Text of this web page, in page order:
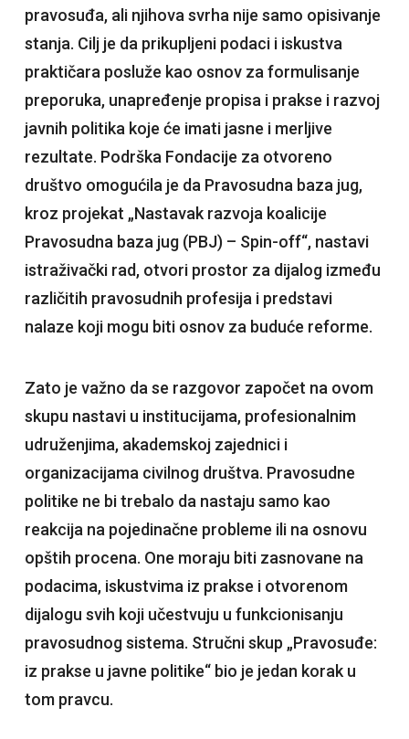
pravosuđa, ali njihova svrha nije samo opisivanje
stanja. Cilj je da prikupljeni podaci i iskustva
praktičara posluže kao osnov za formulisanje
preporuka, unapređenje propisa i prakse i razvoj
javnih politika koje će imati jasne i merljive
rezultate. Podrška Fondacije za otvoreno
društvo omogućila je da Pravosudna baza jug,
kroz projekat „Nastavak razvoja koalicije
Pravosudna baza jug (PBJ) – Spin-off“, nastavi
istraživački rad, otvori prostor za dijalog između
različitih pravosudnih profesija i predstavi
nalaze koji mogu biti osnov za buduće reforme.
Zato je važno da se razgovor započet na ovom
skupu nastavi u institucijama, profesionalnim
udruženjima, akademskoj zajednici i
organizacijama civilnog društva. Pravosudne
politike ne bi trebalo da nastaju samo kao
reakcija na pojedinačne probleme ili na osnovu
opštih procena. One moraju biti zasnovane na
podacima, iskustvima iz prakse i otvorenom
dijalogu svih koji učestvuju u funkcionisanju
pravosudnog sistema. Stručni skup „Pravosuđe:
iz prakse u javne politike“ bio je jedan korak u
tom pravcu.